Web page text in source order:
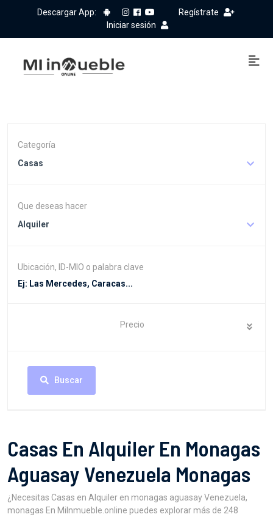
Descargar App:
Regístrate
Iniciar sesión
Categoría
Casas
Que deseas hacer
Alquiler
Ubicación, ID-MIO o palabra clave
Precio
Buscar
Casas En Alquiler En Monagas
Aguasay Venezuela Monagas
¿Necesitas Casas en Alquiler en monagas aguasay Venezuela,
monagas En MiInmueble.online puedes explorar más de 248